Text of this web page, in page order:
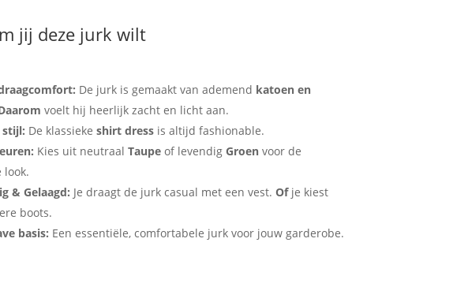
jij deze jurk wilt
De jurk is gemaakt van ademend katoen en
voelt hij heerlijk zacht en licht aan.
stijl: De klassieke shirt dressis altijd fashionable.
Kies uit neutraal Taupeof levendig Groenvoor de
look.
& Gelaagd: Je draagt de jurk casual met een vest. Ofje kiest
boots.
basis: Een essentiële, comfortabele jurk voor jouw garderobe.